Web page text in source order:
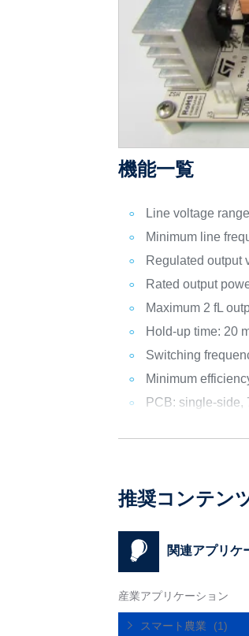
機能一覧
Line voltage
Minimum line
Regulated output
Rated output
Maximum 2 fL
Hold-up time: 20
Switching
Minimum
PCB: single-side,
推奨コンテン
関連アプリケ
産業アプリケーション
スマート農業 (1)